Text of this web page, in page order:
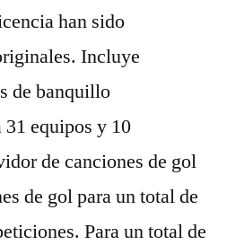
han sido
Incluye
de banquillo
31 equipos y 10
de canciones de gol
de gol para un total de
Para un total de